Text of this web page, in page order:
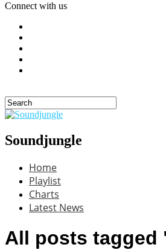
Connect with us
Soundjungle
Home
Playlist
Charts
Latest News
All posts tagged